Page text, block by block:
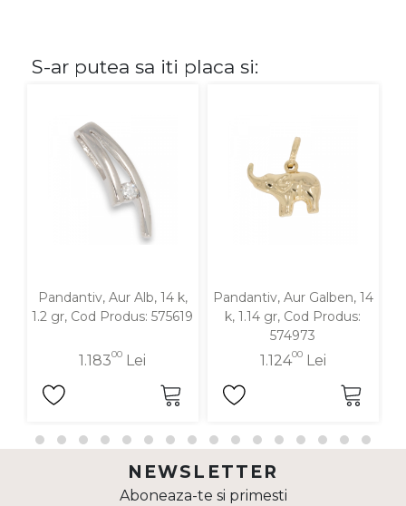
Fara pietre
Cu pietre
S-ar putea sa iti placa si:
Pandantiv, Aur Alb, 14 k,
1.2 gr, Cod Produs: 575619
1.18300 Lei
Pandantiv, Aur Galben, 14
k, 1.14 gr, Cod Produs:
574973
1.12400Lei
NEWSLETTER
Aboneaza-te si primesti